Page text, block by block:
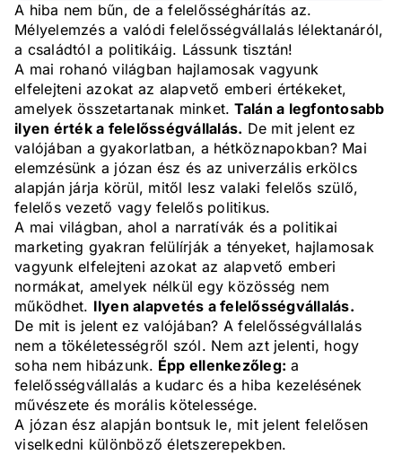
A hiba nem bűn, de a felelősséghárítás az.
Mélyelemzés a valódi felelősségvállalás lélektanáról,
a családtól a politikáig. Lássunk tisztán!
A mai rohanó világban hajlamosak vagyunk
elfelejteni azokat az alapvető emberi értékeket,
amelyek összetartanak minket. Talán a legfontosabb
ilyen érték a felelősségvállalás. De mit jelent ez
valójában a gyakorlatban, a hétköznapokban? Mai
elemzésünk a józan ész és az univerzális erkölcs
alapján járja körül, mitől lesz valaki felelős szülő,
felelős vezető vagy felelős politikus.
A mai világban, ahol a narratívák és a politikai
marketing gyakran felülírják a tényeket, hajlamosak
vagyunk elfelejteni azokat az alapvető emberi
normákat, amelyek nélkül egy közösség nem
működhet. Ilyen alapvetés a felelősségvállalás.
De mit is jelent ez valójában? A felelősségvállalás
nem a tökéletességről szól. Nem azt jelenti, hogy
soha nem hibázunk. Épp ellenkezőleg: a
felelősségvállalás a kudarc és a hiba kezelésének
művészete és morális kötelessége.
A józan ész alapján bontsuk le, mit jelent felelősen
viselkedni különböző életszerepekben.